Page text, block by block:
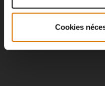
Cookies